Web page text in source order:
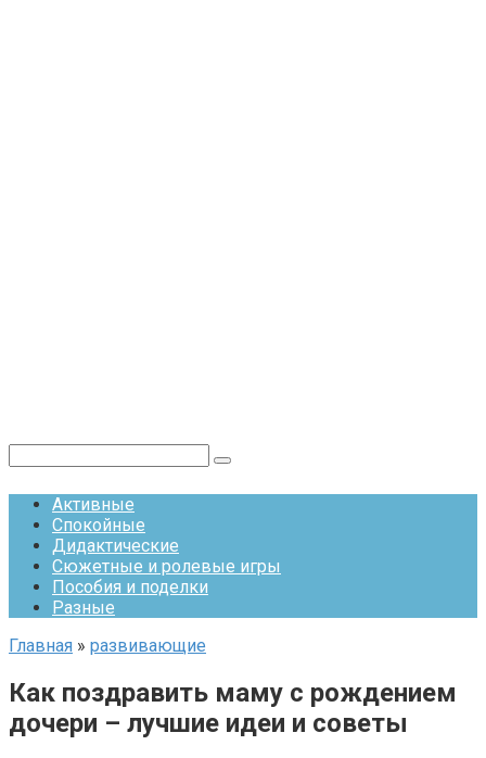
Активные
Спокойные
Дидактические
Сюжетные и ролевые игры
Пособия и поделки
Разные
Главная » развивающие
Как поздравить маму с рождением
дочери – лучшие идеи и советы